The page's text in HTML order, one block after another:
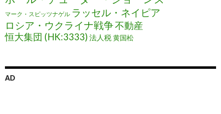
マーク・スピッツナゲル ラッセル・ネイピア
ロシア・ウクライナ戦争不動産
恒大集団 (HK:3333) 法人税黄国松
AD